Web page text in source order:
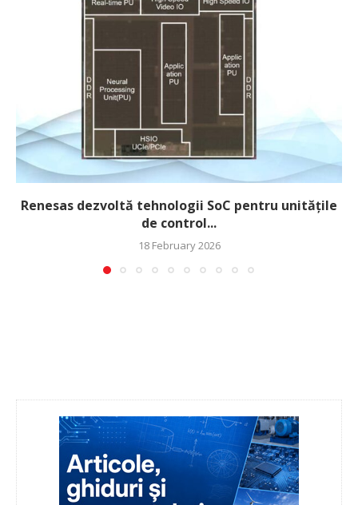
Renesas dezvoltă tehnologii SoC pentru unitățile
de control...
18 February 2026